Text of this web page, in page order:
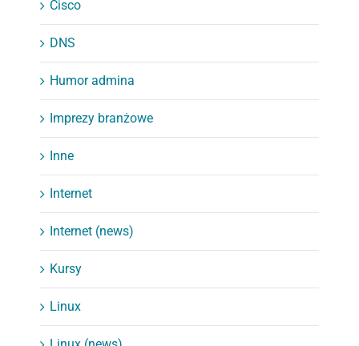
Cisco
DNS
Humor admina
Imprezy branżowe
Inne
Internet
Internet (news)
Kursy
Linux